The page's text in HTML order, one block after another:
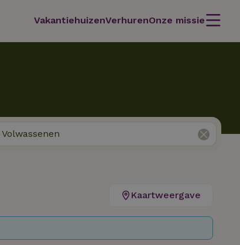
VakantiehuizenVerhurenOnze missie
Kaartweergave